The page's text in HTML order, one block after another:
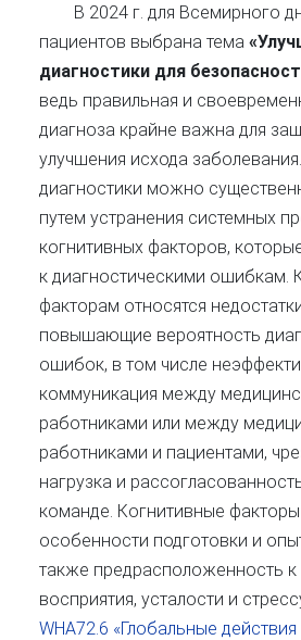
В 2024 г. для Всемирного
пациентов выбрана тема
диагностики для
ведь правильная и
диагноза крайне важна для
улучшения исхода
диагностики можно
путем устранения системных
когнитивных факторов,
к диагностическими ошибкам.
факторам относятся
повышающие вероятность
ошибок, в том числе
коммуникация между
работниками или между
работниками и пациентами,
нагрузка и
команде. Когнитивные
особенности подготовки и
также предрасположенность
восприятия, усталости и
WHA72.6 «Глобальные